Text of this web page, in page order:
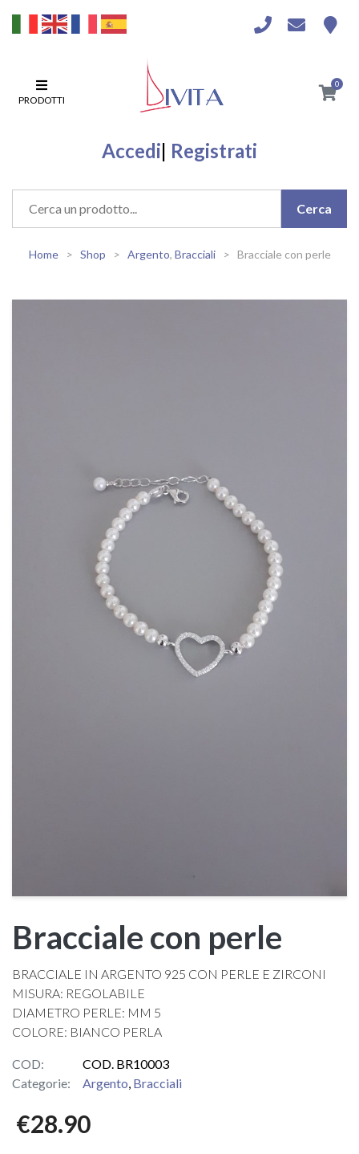
PRODOTTI
0
Accedi| Registrati
Home Shop Argento, Bracciali Bracciale con perle
Bracciale con perle
BRACCIALE IN ARGENTO 925 CON PERLE E ZIRCONI
MISURA: REGOLABILE
DIAMETRO PERLE: MM 5
COLORE: BIANCO PERLA
COD:
COD. BR10003
Categorie:
Argento, Bracciali
€28.90